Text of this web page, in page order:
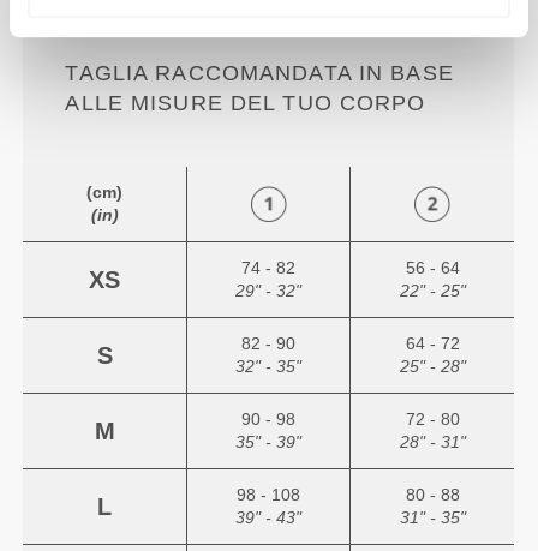
TAGLIA RACCOMANDATA IN BASE
ALLE MISURE DEL TUO CORPO
(cm)
(in)
XS
74 - 82
29" - 32"
56 - 64
22" - 25"
S
82 - 90
32" - 35"
64 - 72
25" - 28"
M
90 - 98
35" - 39"
72 - 80
28" - 31"
L
98 - 108
39" - 43"
80 - 88
31" - 35"